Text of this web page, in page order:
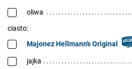
oliwa
ciasto:
Majonez Hellmann’s Original
jajka